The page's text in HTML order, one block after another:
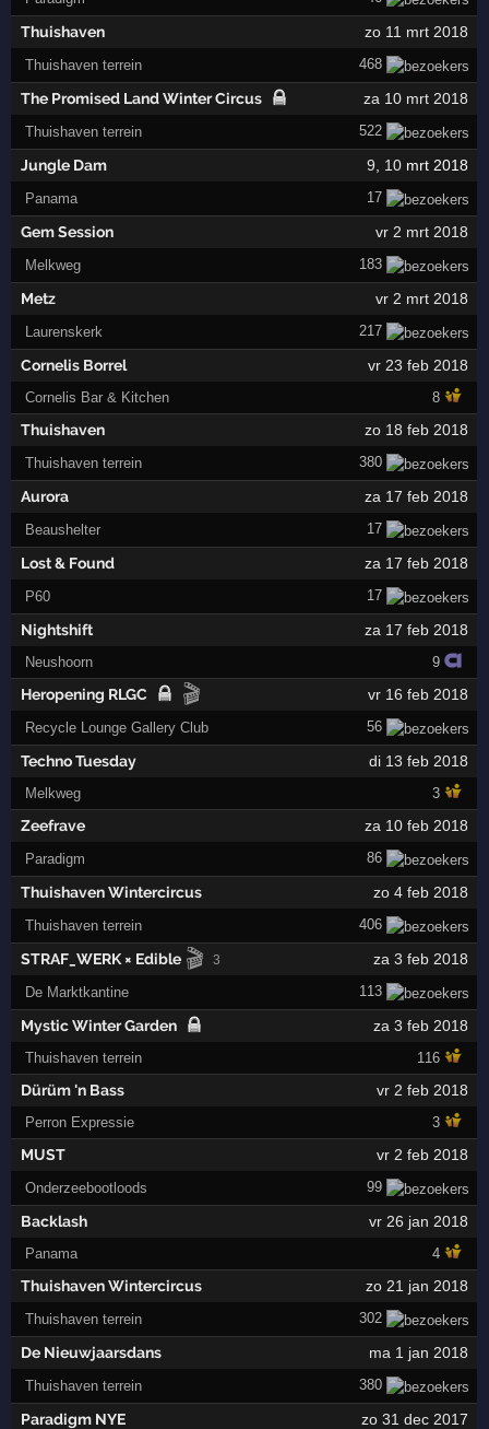
Thuishaven zo 11 mrt 2018
Thuishaven terrein 468
The Promised Land Winter Circus za 10 mrt 2018
Thuishaven terrein 522
Jungle Dam 9 10mrt 2018
Panama 17
Gem Session vr 2 mrt 2018
Melkweg 183
Metz vr 2 mrt 2018
Laurenskerk 217
Cornelis Borrel vr 23 feb 2018
Cornelis Bar & Kitchen 8
Thuishaven zo 18 feb 2018
Thuishaven terrein 380
Aurora za 17 feb 2018
Beaushelter 17
Lost & Found za 17 feb 2018
P60 17
Nightshift za 17 feb 2018
Neushoorn 9
Heropening RLGC 🎬 vr 16 feb 2018
Recycle Lounge Gallery Club 56
Techno Tuesday di 13 feb 2018
Melkweg 3
Zeefrave za 10 feb 2018
Paradigm 86
Thuishaven Wintercircus zo 4 feb 2018
Thuishaven terrein 406
STRAF_WERK × Edible 🎬 3 za 3 feb 2018
De Marktkantine 113
Mystic Winter Garden za 3 feb 2018
Thuishaven terrein 116
Dürüm 'n Bass vr 2 feb 2018
Perron Expressie 3
MUST vr 2 feb 2018
Onderzeebootloods 99
Backlash vr 26 jan 2018
Panama 4
Thuishaven Wintercircus zo 21 jan 2018
Thuishaven terrein 302
De Nieuwjaarsdans ma 1 jan 2018
Thuishaven terrein 380
Paradigm NYE zo 31 dec 2017